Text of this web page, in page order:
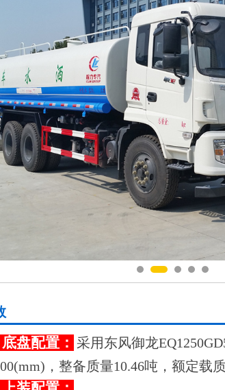
盘配置： 采用东风御龙
，整备质量10.46吨，额定载